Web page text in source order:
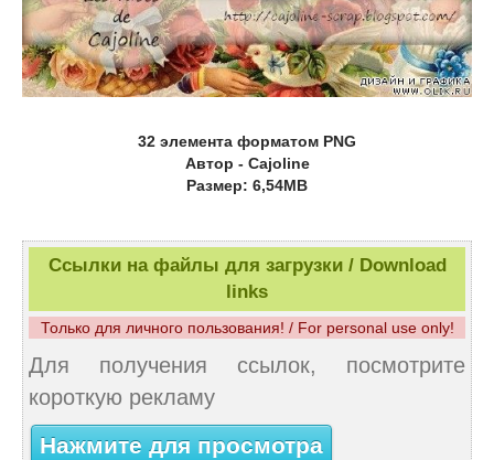
32 элемента форматом PNG
Автор - Cajoline
Размер: 6,54MB
Ссылки на файлы для загрузки / Download
links
Только для личного пользования! / For personal use only!
Для получения ссылок, посмотрите
короткую рекламу
Нажмите для просмотра